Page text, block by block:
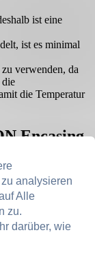
ist eine
ist es minimal
verwenden, da
die
die Temperatur
Encasing
fest und kann
ersten Gebrauch
weicher,
noch die
analysieren
Alle
zu.
darüber, wie